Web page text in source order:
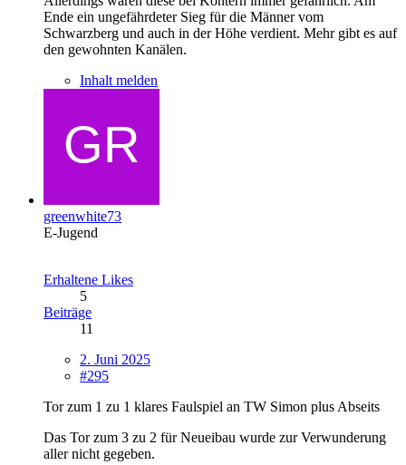
Ende ein ungefährdeter Sieg für die Männer vom
Schwarzberg und auch in der Höhe verdient. Mehr gibt es auf
den gewohnten Kanälen.
Inhalt melden
greenwhite73
E-Jugend
Erhaltene Likes
5
Beiträge
11
2. Juni 2025
#295
Tor zum 1 zu 1 klares Faulspiel an TW Simon plus Abseits
Das Tor zum 3 zu 2 für Neueibau wurde zur Verwunderung
aller nicht gegeben.